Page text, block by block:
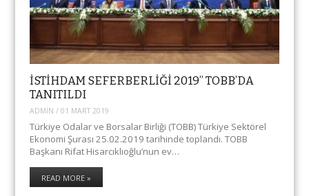
İSTİHDAM SEFERBERLİĞİ 2019” TOBB’DA
TANITILDI
ADMIN /01 MART 2019
Türkiye Odalar ve Borsalar Birliği (TOBB) Türkiye Sektörel
Ekonomi Şurası 25.02.2019 tarihinde toplandı. TOBB
Başkanı Rifat Hisarcıklıoğlu’nun ev…
READ MORE »